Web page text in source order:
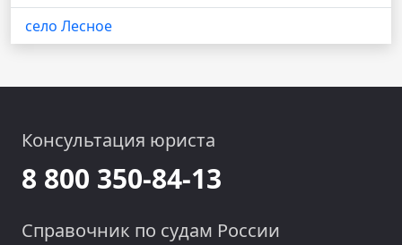
село Лесное
Консультация юриста
8 800 350-84-13
Справочник по судам России